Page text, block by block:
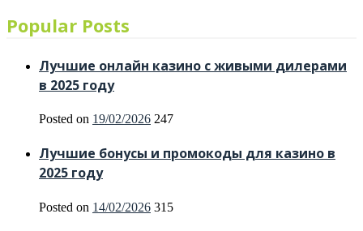
Popular Posts
Лучшие онлайн казино с живыми дилерами
в 2025 году
Posted on 19/02/2026 247
Лучшие бонусы и промокоды для казино в
2025 году
Posted on 14/02/2026 315